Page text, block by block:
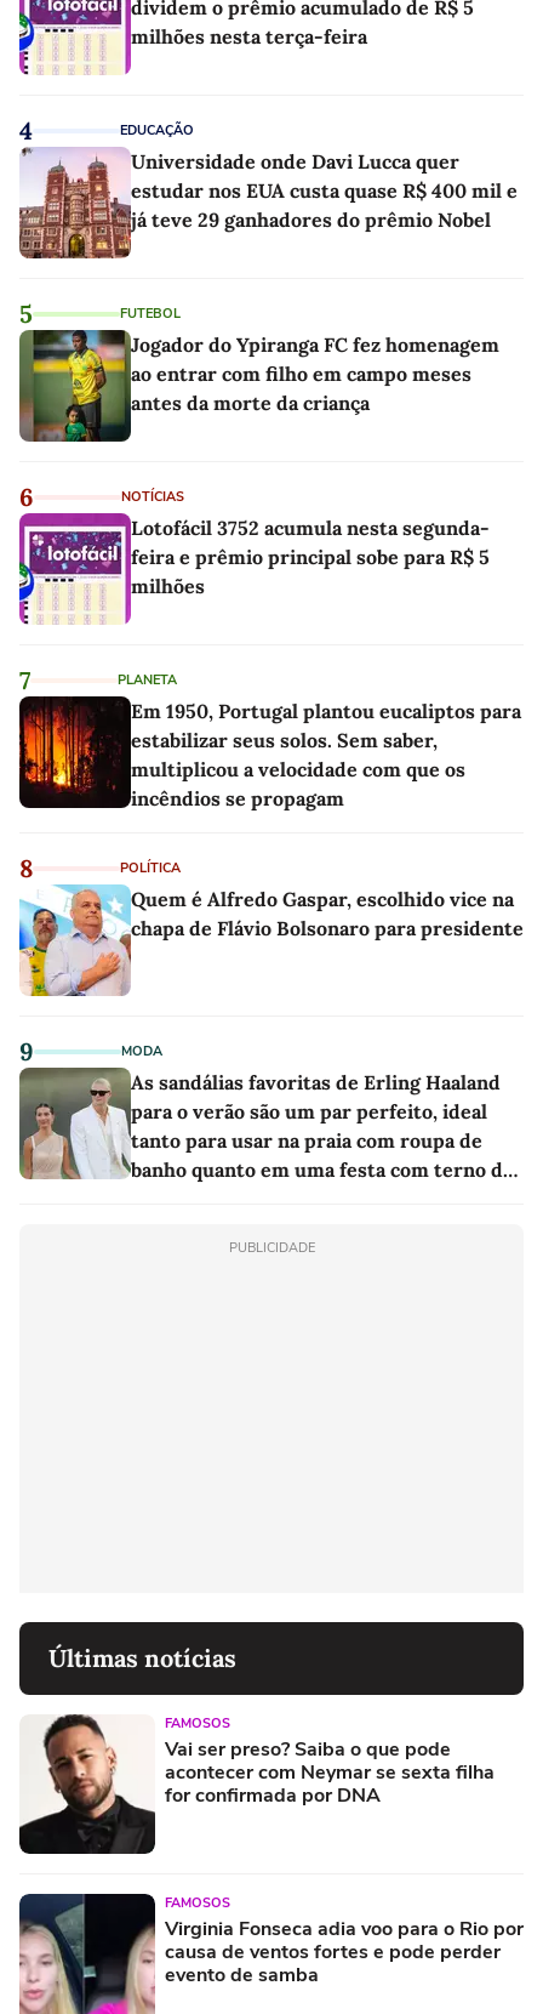
dividem o prêmio acumulado de R$ 5
milhões nesta terça-feira
4 EDUCAÇÃO
Universidade onde Davi Lucca quer
estudar nos EUA custa quase R$ 400 mil e
já teve 29 ganhadores do prêmio Nobel
5 FUTEBOL
Jogador do Ypiranga FC fez homenagem
ao entrar com filho em campo meses
antes da morte da criança
6 NOTÍCIAS
Lotofácil 3752 acumula nesta segunda-
feira e prêmio principal sobe para R$ 5
milhões
7 PLANETA
Em 1950, Portugal plantou eucaliptos para
estabilizar seus solos. Sem saber,
multiplicou a velocidade com que os
incêndios se propagam
8 POLÍTICA
Quem é Alfredo Gaspar, escolhido vice na
chapa de Flávio Bolsonaro para presidente
9 MODA
As sandálias favoritas de Erling Haaland
para o verão são um par perfeito, ideal
tanto para usar na praia com roupa de
banho quanto em uma festa com terno de
PUBLICIDADE
Últimas notícias
FAMOSOS
Vai ser preso? Saiba o que pode
acontecer com Neymar se sexta filha
for confirmada por DNA
FAMOSOS
Virginia Fonseca adia voo para o Rio por
causa de ventos fortes e pode perder
evento de samba